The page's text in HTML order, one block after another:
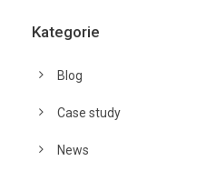
Kategorie
Blog
Case study
News